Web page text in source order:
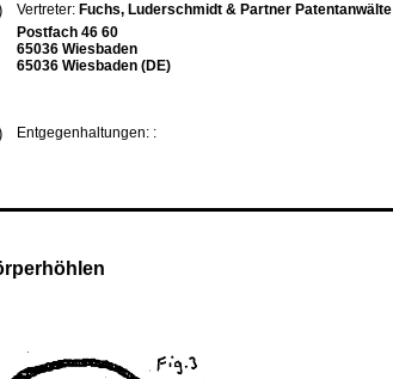
Vertreter: Fuchs, Luderschmidt & Partner Patentanwälte
Postfach 46 60
65036 Wiesbaden
65036 Wiesbaden (DE)
Entgegenhaltungen: :